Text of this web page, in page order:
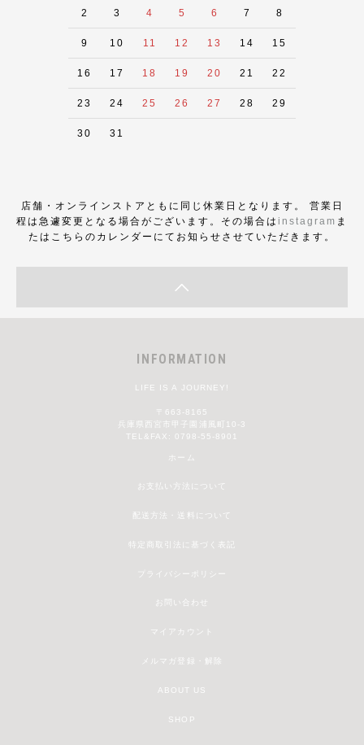
2 3 4 5 6 7 8
9 10 11 12 13 14 15
16 17 18 19 20 21 22
23 24 25 26 27 28 29
30 31
店舗・オンラインストアともに同じ休業日となります。 営業日
程は急遽変更となる場合がございます。その場合は instagram ま
たはこちらのカレンダーにてお知らせさせていただきます。
INFORMATION
LIFE IS A JOURNEY!
〒663-8165
兵庫県西宮市甲子園浦風町10-3
TEL&FAX: 0798-55-8901
ホーム
お支払い方法について
配送方法・送料について
特定商取引法に基づく表記
プライバシーポリシー
お問い合わせ
マイアカウント
メルマガ登録・解除
ABOUT US
SHOP